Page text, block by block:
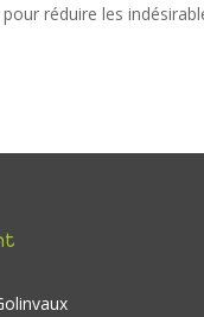
réduire les